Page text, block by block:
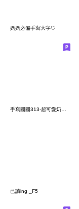
媽媽必備手寫大字♡
手寫圓圓313-超可愛奶油膠發泡膨脹大字
已讀ing _F5